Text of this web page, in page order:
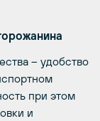
– удобство
при этом
и